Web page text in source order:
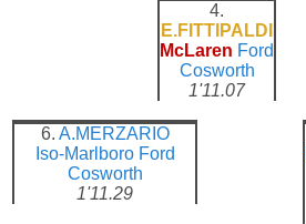
4.
E.FITTIPALDI
McLaren Ford
Cosworth
1'11.07
6. A.MERZARIO
Iso-Marlboro Ford
Cosworth
1'11.29